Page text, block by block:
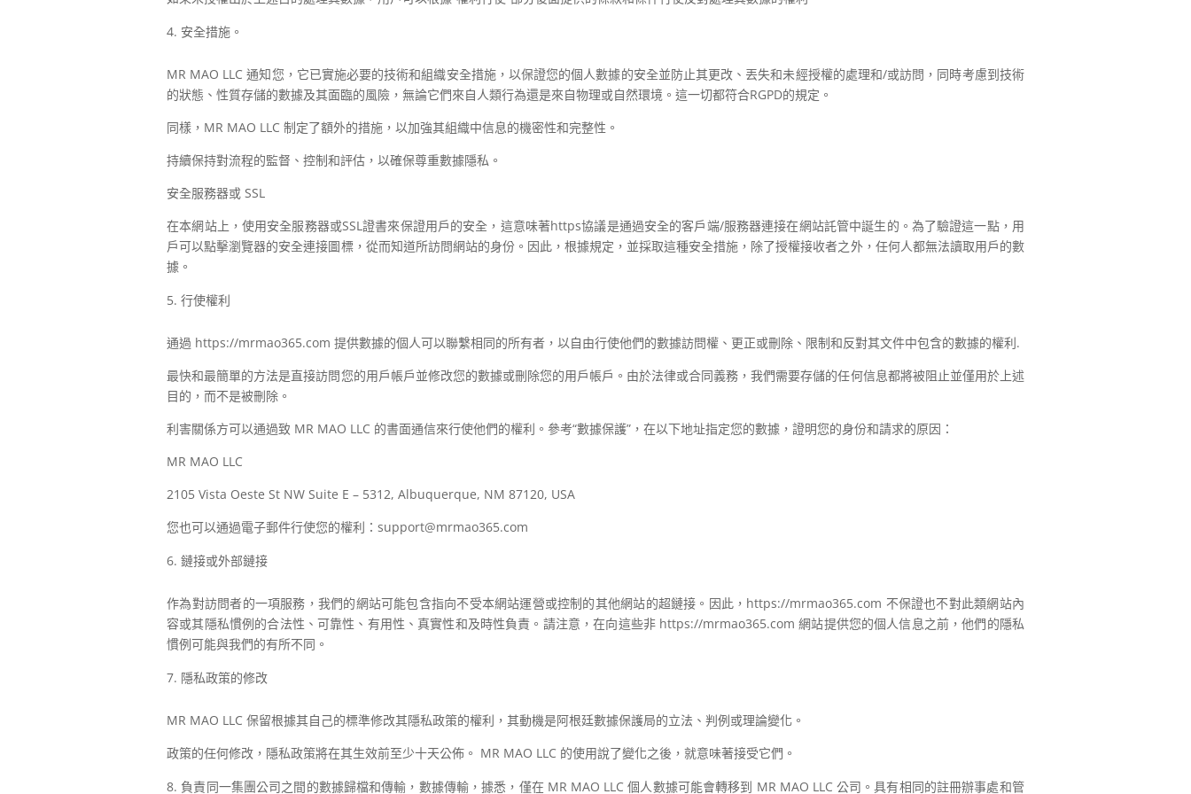
安全措施。
MR MAO LLC 通知您，它已實施必要的技術和組織安全措施，以保證您的個人數據的安全並防止其更改、丟失和未經授權的處理和/或訪問，同時考慮到技術
的狀態、性質存儲的數據及其面臨的風險，無論它們來自人類行為還是來自物理或自然環境。這一切都符合RGPD的規定。
同樣，MR MAO LLC 制定了額外的措施，以加強其組織中信息的機密性和完整性。
持續保持對流程的監督、控制和評估，以確保尊重數據隱私。
安全服務器或 SSL
在本網站上，使用安全服務器或SSL證書來保證用戶的安全，這意味著https協議是通過安全的客戶端/服務器連接在網站託管中誕生的。為了驗證這一點，用
戶可以點擊瀏覽器的安全連接圖標，從而知道所訪問網站的身份。因此，根據規定，並採取這種安全措施，除了授權接收者之外，任何人都無法讀取用戶的數
據。
行使權利
通過 https://mrmao365.com 提供數據的個人可以聯繫相同的所有者，以自由行使他們的數據訪問權、更正或刪除、限制和反對其文件中包含的數據的權利.
最快和最簡單的方法是直接訪問您的用戶帳戶並修改您的數據或刪除您的用戶帳戶。由於法律或合同義務，我們需要存儲的任何信息都將被阻止並僅用於上述
目的，而不是被刪除。
利害關係方可以通過致 MR MAO LLC 的書面通信來行使他們的權利。參考“數據保護”，在以下地址指定您的數據，證明您的身份和請求的原因：
MR MAO LLC
2105 Vista Oeste St NW Suite E – 5312, Albuquerque, NM 87120, USA
您也可以通過電子郵件行使您的權利：support@mrmao365.com
鏈接或外部鏈接
作為對訪問者的一項服務，我們的網站可能包含指向不受本網站運營或控制的其他網站的超鏈接。因此，https://mrmao365.com 不保證也不對此類網站內
容或其隱私慣例的合法性、可靠性、有用性、真實性和及時性負責。請注意，在向這些非 https://mrmao365.com 網站提供您的個人信息之前，他們的隱私
慣例可能與我們的有所不同。
隱私政策的修改
MR MAO LLC 保留根據其自己的標準修改其隱私政策的權利，其動機是阿根廷數據保護局的立法、判例或理論變化。
政策的任何修改，隱私政策將在其生效前至少十天公佈。 MR MAO LLC 的使用說了變化之後，就意味著接受它們。
負責同一集團公司之間的數據歸檔和傳輸，數據傳輸，據悉，僅在 MR MAO LLC 個人數據可能會轉移到 MR MAO LLC 公司。具有相同的註冊辦事處和管